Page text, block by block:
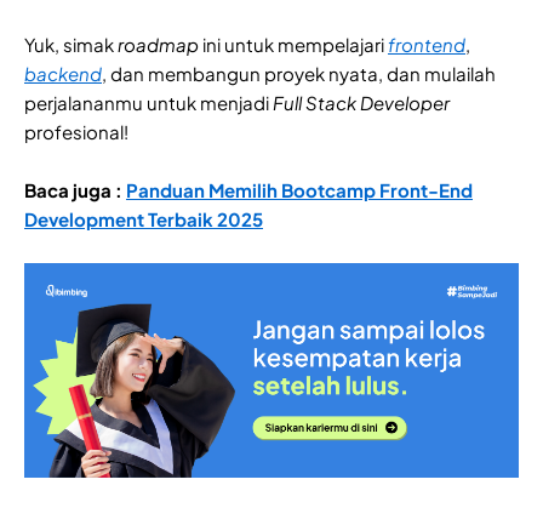
Yuk, simakroadmap ini untuk mempelajarifrontend,
backend, dan membangun proyek nyata, dan mulailah
perjalananmu untuk menjadi Full Stack Developer
profesional!
Baca juga : Panduan Memilih Bootcamp Front-End
Development Terbaik 2025